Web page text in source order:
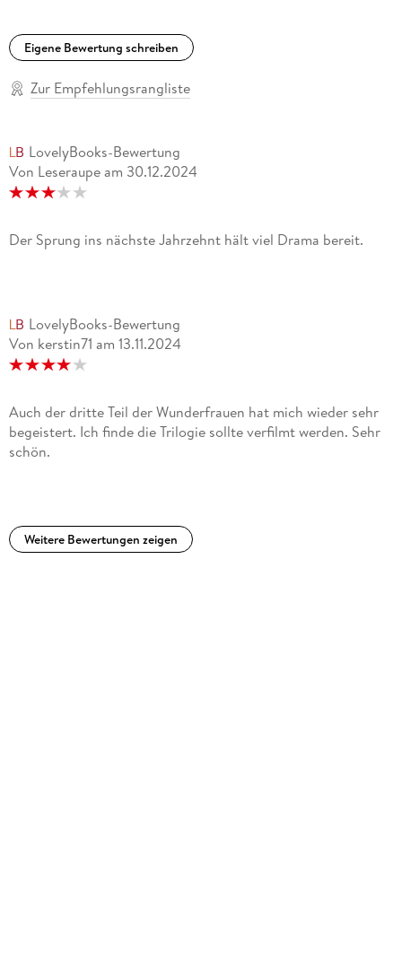
Eigene Bewertung schreiben
Zur Empfehlungsrangliste
LovelyBooks-Bewertung
Von Leseraupe am 30.12.2024
Der Sprung ins nächste Jahrzehnt hält viel Drama bereit.
LovelyBooks-Bewertung
Von kerstin71 am 13.11.2024
Auch der dritte Teil der Wunderfrauen hat mich wieder sehr
begeistert. Ich finde die Trilogie sollte verfilmt werden. Sehr
schön.
Weitere Bewertungen zeigen